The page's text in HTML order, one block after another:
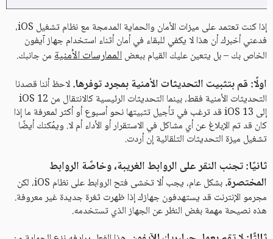
إذا كنت تعتمد على ميزات الأمان والحماية المدمجة مع نظام تشغيل iOS،
فدعني أخبرك أن هذا لا يكفي للبقاء في أمان أثناء استخدام جهاز آيفون
الخاص بك – بل يتعين عليك القيام ببعضالممارسات الأمنيةمن جانبك.
اولًا: قم بتثبيت التحديثات الأمنية بمجرد توفرها.لاحظ أننا قصدنا
التحديثات الأمنية فقط، بينما التحديثات الرئيسية كالانتقال من iOS 12
إلى iOS 13 قد ترغب في تأجيل تثبيتها نحو أسبوع أو أكثر لمعرفة ما إذا
كان قد تم الإبلاغ عن أي مشاكل في الاستقرار أو الأداء أم لا. ويمُكنك أيضًا
تشغيل ميزة التحديثات التلقائية إن أردت.
ثانيًا: تجنب النقر على الروابط الغريبة، وخاصًة الروابط
المختصرة.
بشكل عام، يجب ألا تخشى فتح الروابط على نظام iOS، لكن
مجرمو الإنترنت قد يستهدفون جهازك إذا ظهرت ثغرة جديدة غير معروفة.
هذه نصيحة مهمة بغض النظر عن الجهاز الذي تستخدمه.